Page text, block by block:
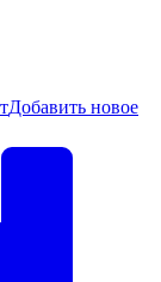
Добавить новое